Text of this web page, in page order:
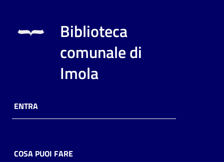
Biblioteca
comunale di
Imola
ENTRA
COSA PUOI FARE